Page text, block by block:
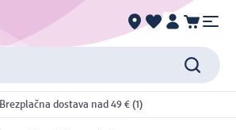
Brezplačna dostava nad 49 € (1)